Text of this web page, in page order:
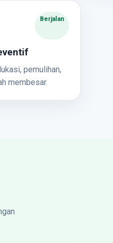
Berjalan
pemulihan,
membesar.